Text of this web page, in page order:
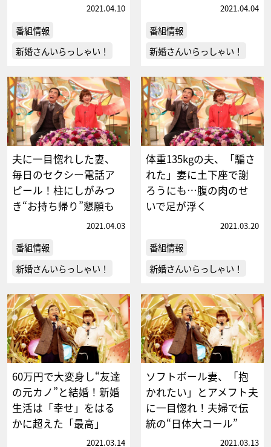
2021.04.10
番組情報
新婚さんいらっしゃい！
2021.04.04
番組情報
新婚さんいらっしゃい！
夫に一目惚れした妻、
毎日のセクシー電話ア
ピール！柱にしがみつ
き“お持ち帰り”懇願も
2021.04.03
番組情報
新婚さんいらっしゃい！
体重135kgの夫、「騙さ
れた」妻に土下座で謝
ろうにも…腹の肉のせ
いで足が浮く
2021.03.20
番組情報
新婚さんいらっしゃい！
60万円で大変身し“友達
の元カノ”と結婚！新婚
生活は「幸せ」をはる
かに超えた「最高」
2021.03.14
ソフトボール妻、「抱
かれたい」とアメフト夫
に一目惚れ！夫婦で伝
統の“日体大コール”
2021.03.13